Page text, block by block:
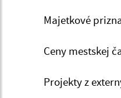
Majetkové
Ceny mestskej
Projekty z